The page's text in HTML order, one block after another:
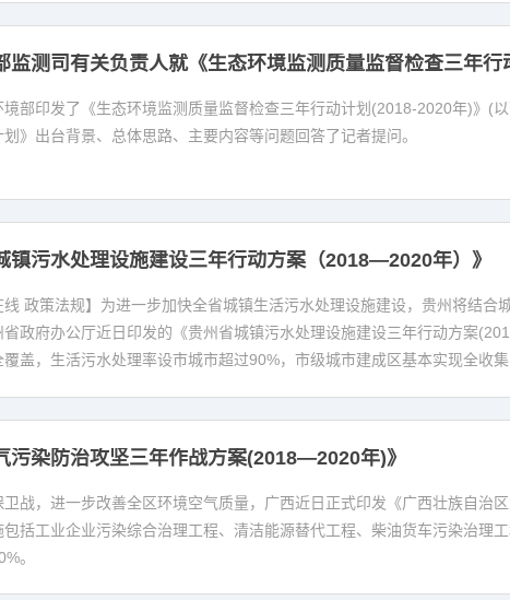
监测司有关负责人就《生态环境监测质量监督检查三年
境部印发了《生态环境监测质量监督检查三年行动计划(2018-2020年)》(
划》出台背景、总体思路、主要内容等问题回答了记者提问。
镇污水处理设施建设三年行动方案（2018—2020年）》
线 政策法规】为进一步加快全省城镇生活污水处理设施建设，贵州将结
省政府办公厅近日印发的《贵州省城镇污水处理设施建设三年行动方案
盖，生活污水处理率设市城市超过90%，市级城市建成区基本实现全收集
污染防治攻坚三年作战方案(2018—2020年)》
卫战，进一步改善全区环境空气质量，广西近日正式印发《广西壮族自
括工业企业污染综合治理工程、清洁能源替代工程、柴油货车污染治理
。